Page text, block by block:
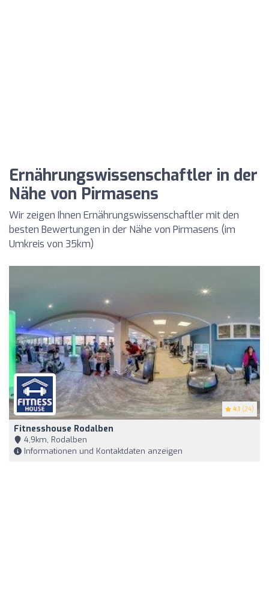
Ernährungswissenschaftler in der
Nähe von Pirmasens
Wir zeigen Ihnen Ernährungswissenschaftler mit den
besten Bewertungen in der Nähe von Pirmasens (im
Umkreis von 35km)
4.1 (24)
Fitnesshouse Rodalben
4,9km, Rodalben
Informationen und Kontaktdaten anzeigen